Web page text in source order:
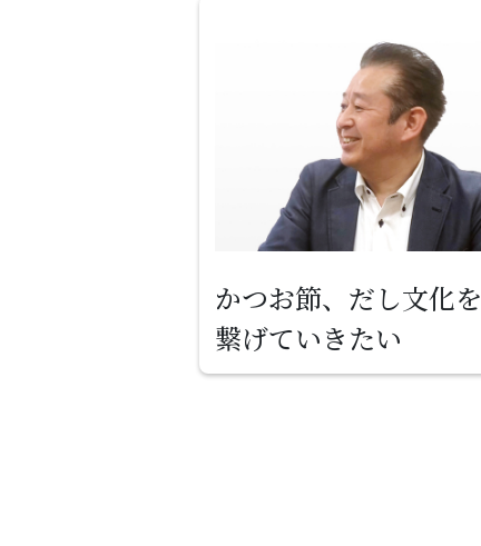
かつお節、だし文化を
繋げていきたい